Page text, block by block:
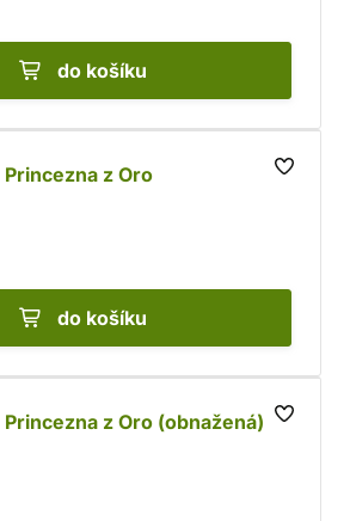
do košíku
z Oro
do košíku
z Oro (obnažená)